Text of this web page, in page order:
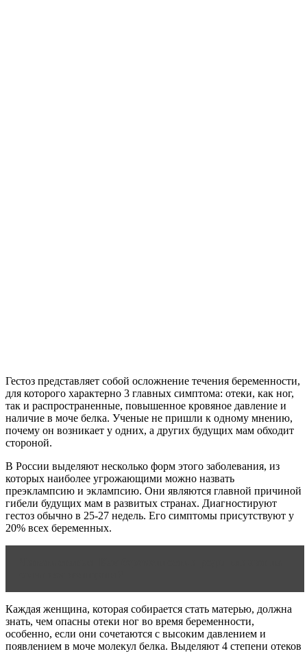
Гестоз представляет собой осложнение течения беременности,
для которого характерно 3 главных симптома: отеки, как ног,
так и распространенные, повышенное кровяное давление и
наличие в моче белка. Ученые не пришли к одному мнению,
почему он возникает у одних, а других будущих мам обходит
стороной.
В России выделяют несколько форм этого заболевания, из
которых наиболее угрожающими можно назвать
преэклампсию и эклампсию. Они являются главной причиной
гибели будущих мам в развитых странах. Диагностируют
гестоз обычно в 25-27 недель. Его симптомы присутствуют у
20% всех беременных.
Каждая женщина, которая собирается стать матерью, должна
знать, чем опасны отеки ног во время беременности,
особенно, если они сочетаются с высоким давлением и
появлением в моче молекул белка. Выделяют 4 степени отеков